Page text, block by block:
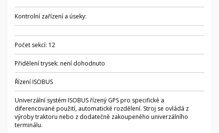
Kontrolní zařízení a úseky:
Počet sekcí: 12
Přidělení trysek: není dohodnuto
Řízení ISOBUS
Univerzální systém ISOBUS řízený GPS pro specifické a
diferencované použití, automatické rozdělení. Stroj se ovládá z
výroby traktoru nebo z dodatečně zakoupeného univerzálního
terminálu.